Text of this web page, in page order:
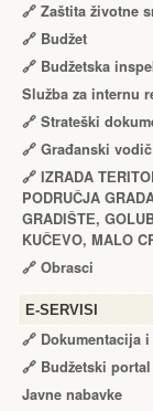
🔗 Zaštita životne
🔗 Budžet
🔗 Budžetska
Služba za internu
🔗 Strateški
🔗 Građanski
🔗 IZRADA
PODRUČJA
GRADIŠTЕ,
KUČЕVO, MALO
🔗 Obrasci
Е-SERVISI
🔗 Dokumentacija
🔗 Budžetski portal
Javne nabavke